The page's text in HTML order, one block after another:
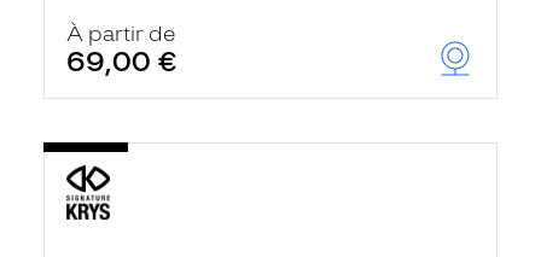
À partir de
69,00 €